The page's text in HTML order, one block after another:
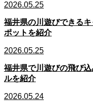
2026.05.25
福井県の川遊びできる
ポットを紹介
2026.05.25
福井県で川遊びの飛び
ルを紹介
2026.05.24